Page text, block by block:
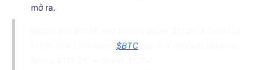
mở ra.
$BTC